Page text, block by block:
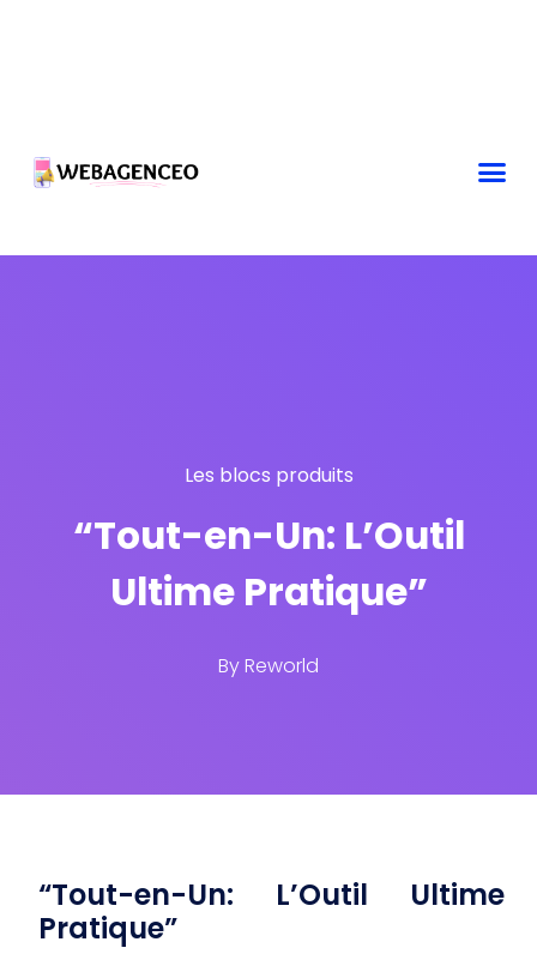
Les blocs produits
“Tout-en-Un: L’Outil
Ultime Pratique”
ByReworld
“Tout-en-Un: L’Outil Ultime
Pratique”